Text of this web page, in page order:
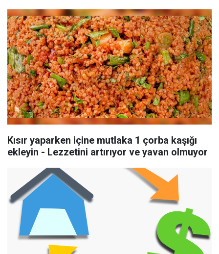
Kısır yaparken içine mutlaka 1 çorba kaşığı
ekleyin - Lezzetini artırıyor ve yavan olmuyor